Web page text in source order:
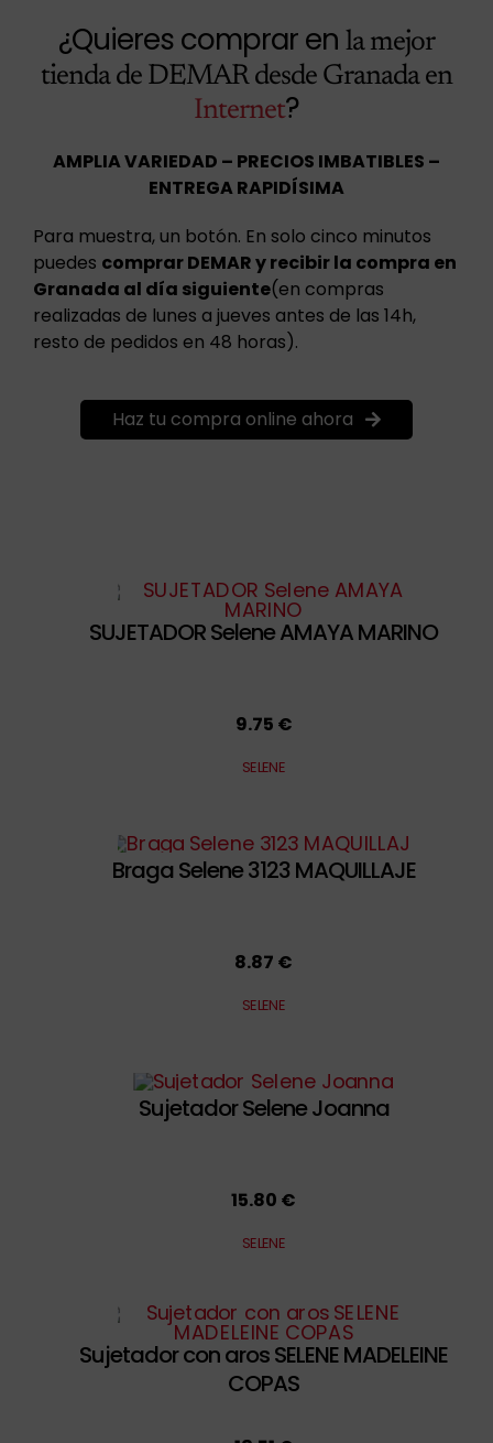
¿Quieres comprar en la mejor
tienda de DEMAR desde Granada en
Internet?
AMPLIA VARIEDAD – PRECIOS IMBATIBLES –
ENTREGA RAPIDÍSIMA
Para muestra, un botón. En solo cinco minutos
puedes comprar DEMAR y recibir la compra en
Granada al día siguiente(en compras
realizadas de lunes a jueves antes de las 14h,
resto de pedidos en 48 horas).
Haz tu compra online ahora
SUJETADOR Selene AMAYA MARINO
9.75 €
SELENE
Braga Selene 3123 MAQUILLAJE
8.87 €
SELENE
Sujetador Selene Joanna
15.80 €
SELENE
Sujetador con aros SELENE MADELEINE
COPAS